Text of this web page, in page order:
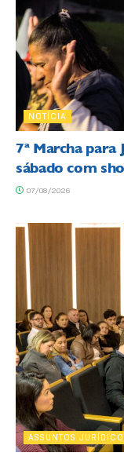
NOTÍCIA
7ª Marcha para
sábado com
07/08/2026
ASSUNTOS